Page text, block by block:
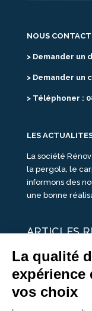
NOUS
> Demander un
> Demander un
> Téléphoner :
LES
La société
la pergola, le
informons des
une bonne
ARTICLES
25 idées de
Un été pour
Portes
Une ombre